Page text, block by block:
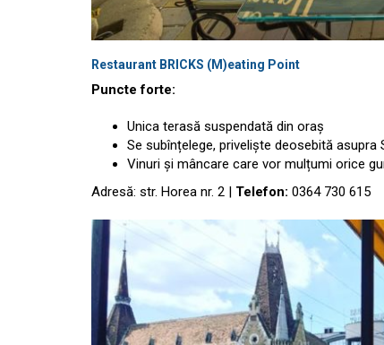
Restaurant BRICKS (M)eating Point
Puncte forte:
Unica terasă suspendată din oraș
Se subînțelege, priveliște deosebită asupra
Vinuri și mâncare care vor mulțumi orice
Adresă: str. Horea nr. 2 | Telefon: 0364 730 615